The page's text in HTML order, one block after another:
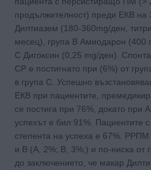
продължителност) преди ЕКВ на
Дилтиазем (180-360mg/ден,
месец), група В Амиодарон (400
С Дигоксин (0,25 mg/ден).
СР е постигнато при (6%) от
в група С. Успешно
ЕКВ при пациентите,
се постига при 76%, докато при
успехът е бил 91%. Пациентите
степента на успеха е 67%.
и В (А, 2%; В, 3%;) и по-ниска от
до заключението, че макар